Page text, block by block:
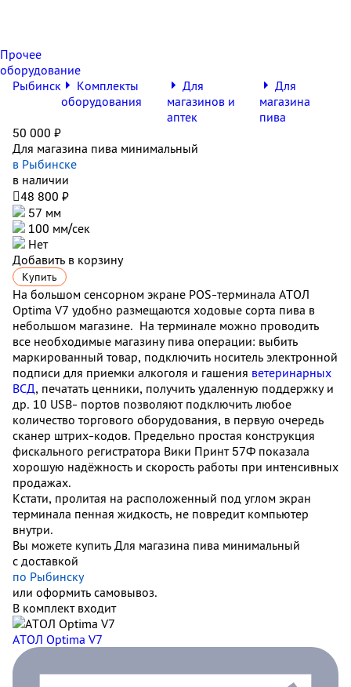
Прочее
оборудование
Рыбинск
Комплекты
оборудования
Для
магазинов и
аптек
Для
магазина
пива
50 000 ₽
Для магазина пива минимальный
в Рыбинске
в наличии
48 800 ₽
57 мм
100 мм/сек
Нет
Добавить в корзину
Купить
На большом сенсорном экране POS-терминала АТОЛ
Optima V7 удобно размещаются ходовые сорта пива в
небольшом магазине. На терминале можно проводить
все необходимые магазину пива операции: выбить
маркированный товар, подключить носитель электронной
подписи для приемки алкоголя и гашения ветеринарных
ВСД, печатать ценники, получить удаленную поддержку и
др. 10 USB- портов позволяют подключить любое
количество торгового оборудования, в первую очередь
сканер штрих-кодов. Предельно простая конструкция
фискального регистратора Вики Принт 57Ф показала
хорошую надёжность и скорость работы при интенсивных
продажах.
Кстати, пролитая на расположенный под углом экран
терминала пенная жидкость, не повредит компьютер
внутри.
Вы можете купить Для магазина пива минимальный
с доставкой
по Рыбинску
или оформить самовывоз.
В комплект входит
АТОЛ Optima V7